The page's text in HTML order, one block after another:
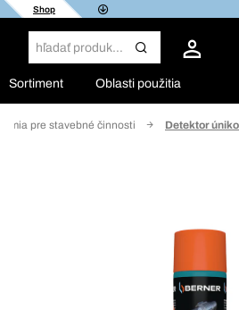
Shop
Sortiment Oblasti použitia
pre stavebné činnosti Detektor